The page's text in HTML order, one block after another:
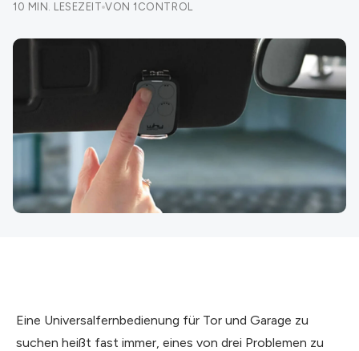
10 MIN. LESEZEIT VON 1CONTROL
Eine Universalfernbedienung für Tor und Garage zu
suchen heißt fast immer, eines von drei Problemen zu